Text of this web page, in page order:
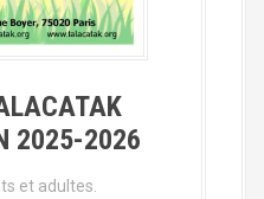
2025-2026
et adultes.